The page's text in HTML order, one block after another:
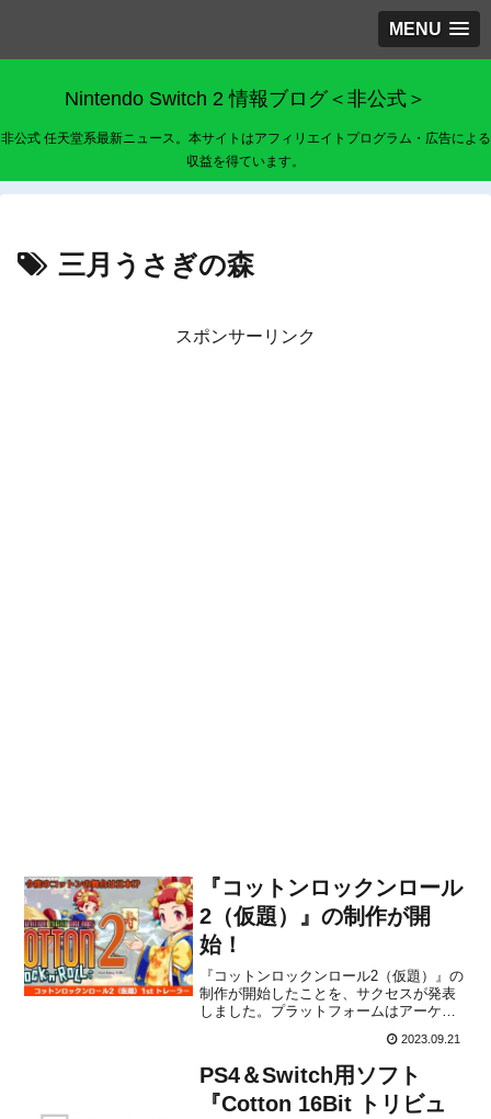
MENU
Nintendo Switch 2 情報ブログ＜非公式＞
非公式 任天堂系最新ニュース。本サイトはアフィリエイトプログラム・広告による
収益を得ています。
三月うさぎの森
スポンサーリンク
『コットンロックンロール
2（仮題）』の制作が開
始！
『コットンロックンロール2（仮題）』の
制作が開始したことを、サクセスが発表
しました。プラットフォームはアーケー
す。特定のプラットフォームは明らかに
なっていませんが、前作の『COTTON
ROCK'n'ROLL』はNintendo Swi...
2023.09.21
PS4＆Switch用ソフト
『Cotton 16Bit トリビュ